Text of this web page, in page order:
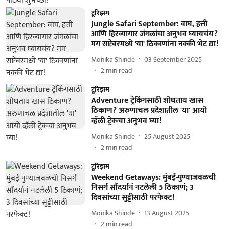
टूरिझम
Jungle Safari September: वाघ, हत्ती
आणि हिरव्यागार जंगलांचा अनुभव घ्यायचंय?
मग सप्टेंबरमध्ये 'या' ठिकाणांना नक्की भेट द्या!
Monika Shinde
03 September 2025
2min read
टूरिझम
Adventure ट्रेकिंगसाठी शोधताय खास
ठिकाण? अरुणाचल प्रदेशातील 'या' आयो
व्हॅली ट्रेकचा अनुभव घ्या!
Monika Shinde
25 August 2025
2min read
टूरिझम
Weekend Getaways: मुंबई-पुण्याजवळची
निसर्ग सौंदर्यानं नटलेली 5 ठिकाणं; 3
दिवसांच्या सुट्टीसाठी परफेक्ट!
Monika Shinde
13 August 2025
2min read